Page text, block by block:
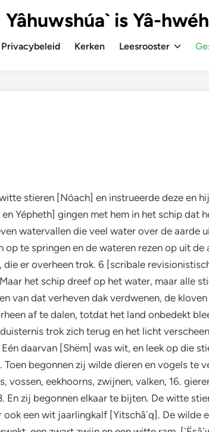
is Yâ-hwéh
Privacybeleid Kerken Leesrooster
stieren [Nóach] en instrueerde deze en
Yépheth] gingen met hem in het schip dat
watervallen die veel water over de aarde
te springen en de wateren rezen op uit
er overheen trok. 6 [scribale
het schip dreef op het water, maar alle
van dat verheven dak verdwenen, de
af te dalen, totdat het land onbedekt
trok zich terug en het licht
daarvan [Shëm] was wit, en leek op die
begonnen zij wilde dieren en vogels te
vossen, eekhoorns, zwijnen, valken, 16.
En zij begonnen elkaar te bijten. De witte
ook een wit jaarlingkalf [Yitschâ´q]. De